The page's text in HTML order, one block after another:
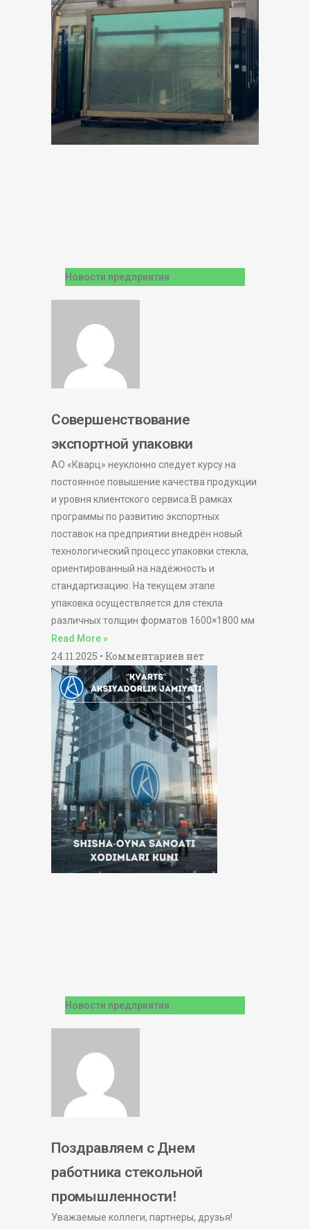
Новости предприятия
Совершенствование
экспортной упаковки
АО «Кварц» неуклонно следует курсу на
постоянное повышение качества продукции
и уровня клиентского сервиса.В рамках
программы по развитию экспортных
поставок на предприятии внедрён новый
технологический процесс упаковки стекла,
ориентированный на надёжность и
стандартизацию. На текущем этапе
упаковка осуществляется для стекла
различных толщин форматов 1600×1800 мм
Read More »
24.11.2025 Комментариев нет
Новости предприятия
Поздравляем с Днем
работника стекольной
промышленности!
Уважаемые коллеги, партнеры, друзья!